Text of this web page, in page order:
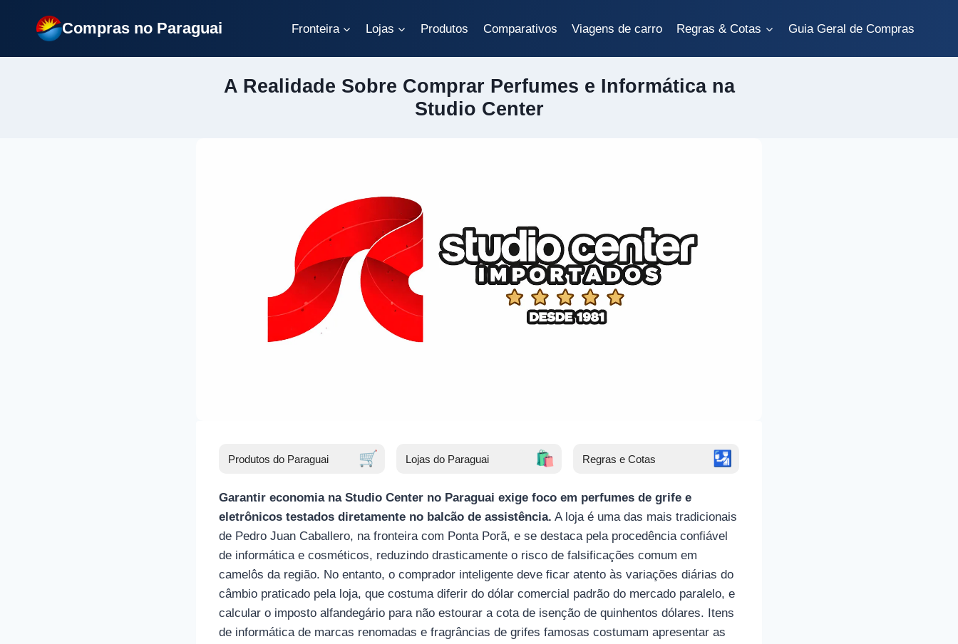
Compras no Paraguai Fronteira Lojas Produtos Comparativos Viagens de carro Regras & Cotas Guia Geral de Compras
A Realidade Sobre Comprar Perfumes e Informática na
Studio Center
Produtos do Paraguai 🛒 Lojas do Paraguai 🛍️ Regras e Cotas 🛂
Garantir economia na Studio Center no Paraguai exige foco em perfumes de grife e
eletrônicos testados diretamente no balcão de assistência. A loja é uma das mais tradicionais
de Pedro Juan Caballero, na fronteira com Ponta Porã, e se destaca pela procedência confiável
de informática e cosméticos, reduzindo drasticamente o risco de falsificações comum em
camelôs da região. No entanto, o comprador inteligente deve ficar atento às variações diárias do
câmbio praticado pela loja, que costuma diferir do dólar comercial padrão do mercado paralelo, e
calcular o imposto alfandegário para não estourar a cota de isenção de quinhentos dólares. Itens
de informática de marcas renomadas e fragrâncias de grifes famosas costumam apresentar as